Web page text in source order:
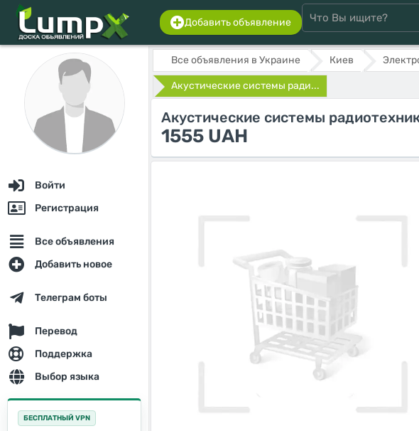
Добавить объявление
Войти
Регистрация
Все объявления
Добавить новое
Телеграм боты
Перевод
Поддержка
Выбор языка
БЕСПЛАТНЫЙ VPN
Все объявления в Украине Киев
Акустические системы ради...
Акустические системы
1555 UAH